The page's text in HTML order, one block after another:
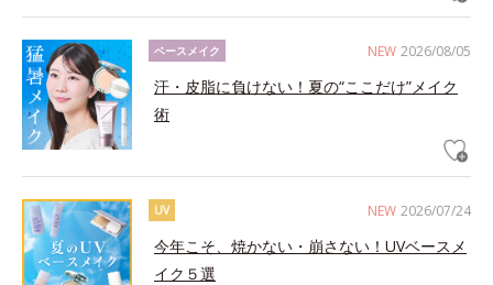
NEW 2026/08/05
ベースメイク
汗・皮脂に負けない！夏の“ここだけ”メイク
術
NEW 2026/07/24
UV
今年こそ、焼かない・崩さない！UVベースメ
イク５選